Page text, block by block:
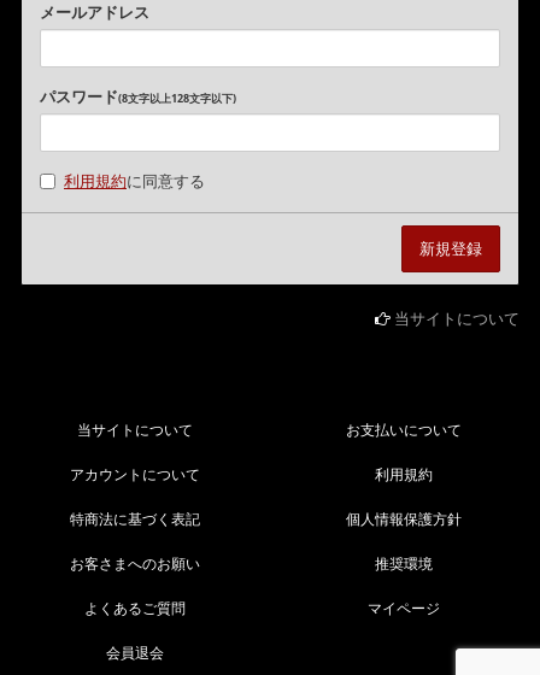
メールアドレス
パスワード(8文字以上128文字以下)
利用規約に同意する
当サイトについて
当サイトについて お支払いについて
アカウントについて 利用規約
特商法に基づく表記 個人情報保護方針
お客さまへのお願い 推奨環境
よくあるご質問 マイページ
会員退会